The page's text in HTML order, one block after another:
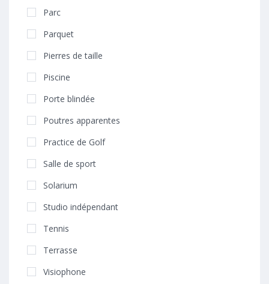
Parc
Parquet
Pierres de taille
Piscine
Porte blindée
Poutres apparentes
Practice de Golf
Salle de sport
Solarium
Studio indépendant
Tennis
Terrasse
Visiophone